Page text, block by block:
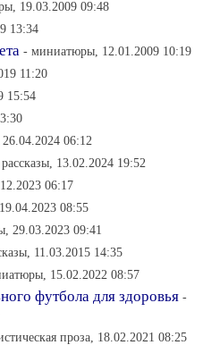
19.03.2009 09:48
13:34
- миниатюры, 12.01.2009 10:19
11:20
15:54
06:12
13.02.2024 19:52
06:17
08:55
29.03.2023 09:41
11.03.2015 14:35
15.02.2022 08:57
футбола для здоровья -
проза, 18.02.2021 08:25